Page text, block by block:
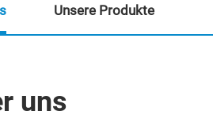
uns
Unsere Produkte